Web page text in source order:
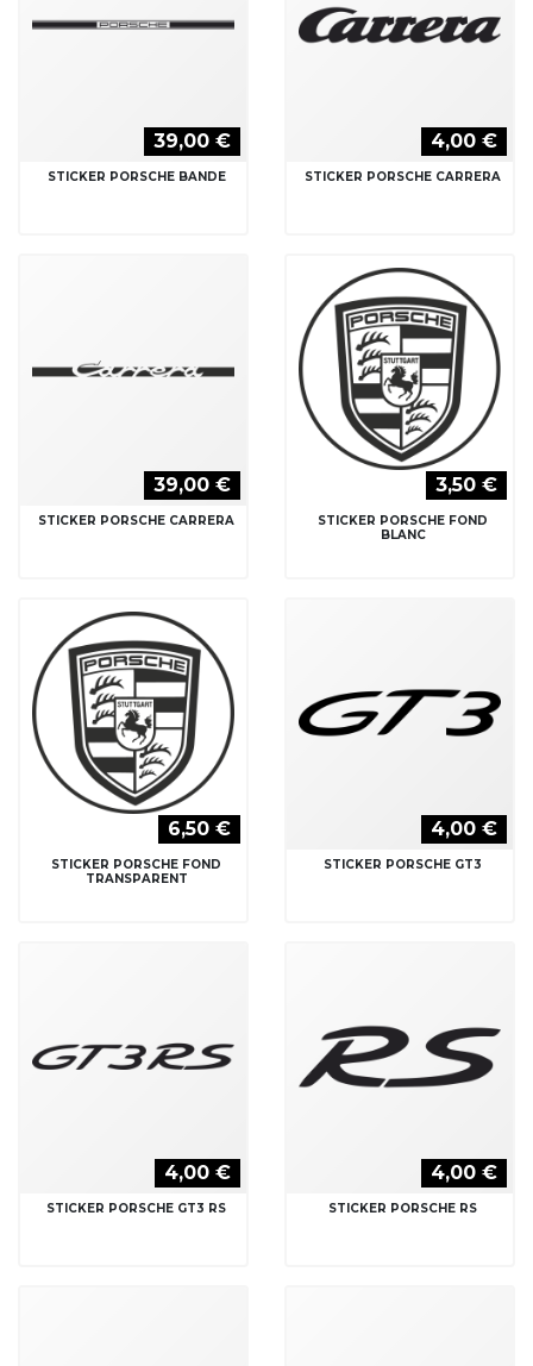
39,00 €
STICKER PORSCHE BANDE
4,00 €
STICKER PORSCHE CARRERA
39,00 €
STICKER PORSCHE CARRERA
3,50 €
STICKER PORSCHE FOND
BLANC
6,50 €
STICKER PORSCHE FOND
TRANSPARENT
4,00 €
STICKER PORSCHE GT3
4,00 €
STICKER PORSCHE GT3 RS
4,00 €
STICKER PORSCHE RS